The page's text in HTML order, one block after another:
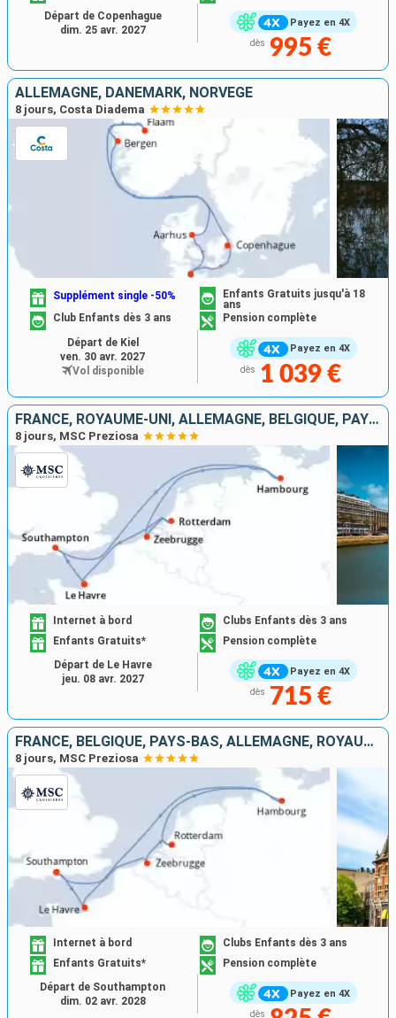
Payez en 4X
dès 995 €
Départ de Copenhague
dim. 25 avr. 2027
ALLEMAGNE, DANEMARK, NORVÈGE
8 jours, Costa Diadema
Payez en 4X
Supplément single -50%
Enfants Gratuits jusqu'à 18
ans
Club Enfants dès 3 ans
Pension complète
dès 1 039 €
Départ de Kiel
ven. 30 avr. 2027
Vol disponible
FRANCE, ROYAUME-UNI, ALLEMAGNE, BELGIQUE, PAYS-BAS
8 jours, MSC Preziosa
Payez en 4X
Internet à bord
Clubs Enfants dès 3 ans
Enfants Gratuits*
Pension complète
dès 715 €
Départ de Le Havre
jeu. 08 avr. 2027
FRANCE, BELGIQUE, PAYS-BAS, ALLEMAGNE, ROYAUME-UNI
8 jours, MSC Preziosa
Payez en 4X
Internet à bord
Clubs Enfants dès 3 ans
Enfants Gratuits*
Pension complète
dès
Départ de Southampton
dim. 02 avr. 2028